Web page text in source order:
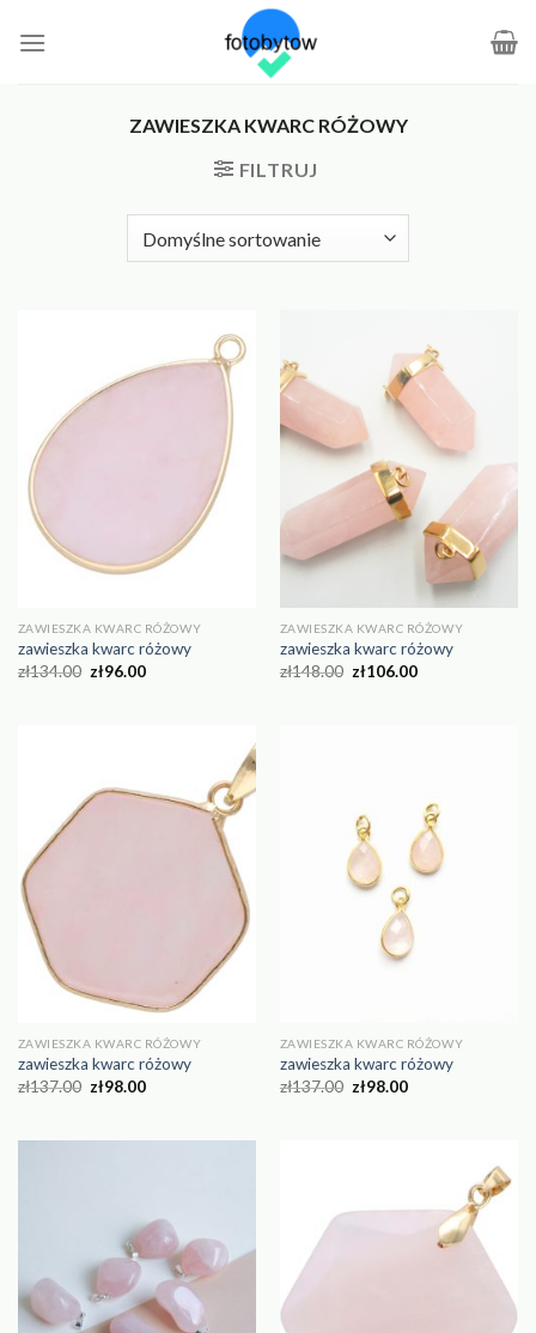
ZAWIESZKA KWARC RÓŻOWY
FILTRUJ
ZAWIESZKA KWARC RÓŻOWY
zawieszka kwarc różowy
zł134.00 zł96.00
ZAWIESZKA KWARC RÓŻOWY
zawieszka kwarc różowy
zł148.00 zł106.00
ZAWIESZKA KWARC RÓŻOWY
zawieszka kwarc różowy
zł137.00 zł98.00
ZAWIESZKA KWARC RÓŻOWY
zawieszka kwarc różowy
zł137.00 zł98.00